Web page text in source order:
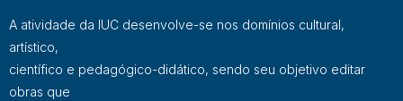
A atividade da IUC desenvolve-se nos domínios cultural,
artístico,
científico e pedagógico-didático, sendo seu objetivo editar
obras que